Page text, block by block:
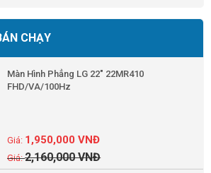
CHẠY
Màn Hình Phẳng LG 22" 22MR410
FHD/VA/100Hz
2,160,000VNĐ
1,950,000VNĐ